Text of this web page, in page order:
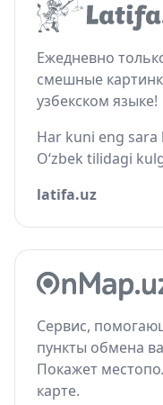
Ежедневно
смешные
узбекском языке!
Har kuni eng
O‘zbek tilidagi
latifa.uz
Сервис,
пункты обмена
Покажет
карте.